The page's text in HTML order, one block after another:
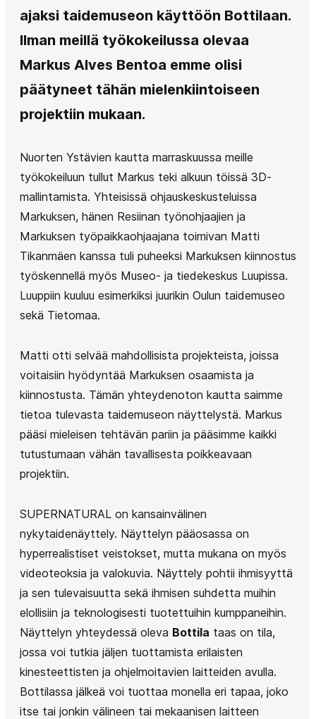
ajaksi taidemuseon käyttöön Bottilaan.
Ilman meillä työkokeilussa olevaa
Markus Alves Bentoa emme olisi
päätyneet tähän mielenkiintoiseen
projektiin mukaan.
Nuorten Ystävien kautta marraskuussa meille
työkokeiluun tullut Markus teki alkuun töissä 3D-
mallintamista. Yhteisissä ohjauskeskusteluissa
Markuksen, hänen Resiinan työnohjaajien ja
Markuksen työpaikkaohjaajana toimivan Matti
Tikanmäen kanssa tuli puheeksi Markuksen kiinnostus
työskennellä myös Museo- ja tiedekeskus Luupissa.
Luuppiin kuuluu esimerkiksi juurikin Oulun taidemuseo
sekä Tietomaa.
Matti otti selvää mahdollisista projekteista, joissa
voitaisiin hyödyntää Markuksen osaamista ja
kiinnostusta. Tämän yhteydenoton kautta saimme
tietoa tulevasta taidemuseon näyttelystä. Markus
pääsi mieleisen tehtävän pariin ja pääsimme kaikki
tutustumaan vähän tavallisesta poikkeavaan
projektiin.
SUPERNATURAL on kansainvälinen
nykytaidenäyttely. Näyttelyn pääosassa on
hyperrealistiset veistokset, mutta mukana on myös
videoteoksia ja valokuvia. Näyttely pohtii ihmisyyttä
ja sen tulevaisuutta sekä ihmisen suhdetta muihin
elollisiin ja teknologisesti tuotettuihin kumppaneihin.
Näyttelyn yhteydessä oleva Bottila taas on tila,
jossa voi tutkia jäljen tuottamista erilaisten
kinesteettisten ja ohjelmoitavien laitteiden avulla.
Bottilassa jälkeä voi tuottaa monella eri tapaa, joko
itse tai jonkin välineen tai mekaanisen laitteen